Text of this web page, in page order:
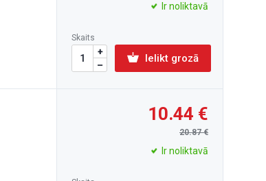
Ir noliktavā
Skaits
Ielikt grozā
10.44
20.87
Ir noliktavā